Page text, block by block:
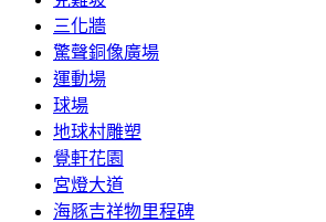
三化牆
驚聲銅像廣場
運動場
球場
地球村雕塑
覺軒花園
宮燈大道
海豚吉祥物里程碑